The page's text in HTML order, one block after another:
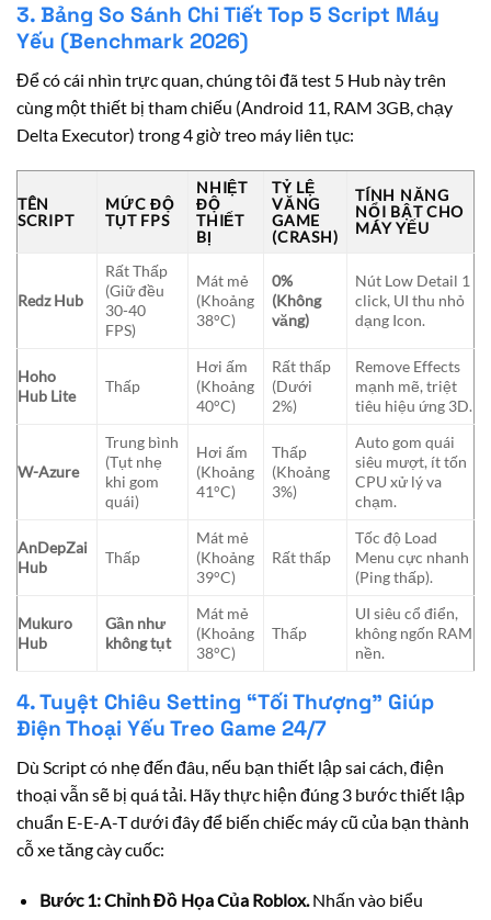
3. Bảng So Sánh Chi Tiết Top 5 Script Máy
Yếu (Benchmark 2026)
Để có cái nhìn trực quan, chúng tôi đã test 5 Hub này trên
cùng một thiết bị tham chiếu (Android 11, RAM 3GB, chạy
Delta Executor) trong 4 giờ treo máy liên tục:
TÊN
SCRIPT
MỨC ĐỘ
TỤT FPS
NHIỆT
ĐỘ
THIẾT
BỊ
TỶ LỆ
VĂNG
GAME
(CRASH)
TÍNH NĂNG
NỔI BẬT CHO
MÁY YẾU
Redz Hub
Rất Thấp
(Giữ đều
30-40
FPS)
Mát mẻ
(Khoảng
38°C)
0%
(Không
văng)
Nút Low Detail 1
click, UI thu nhỏ
dạng Icon.
Hoho
Hub Lite
Thấp
Hơi ấm
(Khoảng
40°C)
Rất thấp
(Dưới
2%)
Remove Effects
mạnh mẽ, triệt
tiêu hiệu ứng 3D.
W-Azure
Trung bình
(Tụt nhẹ
khi gom
quái)
Hơi ấm
(Khoảng
41°C)
Thấp
(Khoảng
3%)
Auto gom quái
siêu mượt, ít tốn
CPU xử lý va
chạm.
AnDepZai
Hub
Thấp
Mát mẻ
(Khoảng
39°C)
Rất thấp
Tốc độ Load
Menu cực nhanh
(Ping thấp).
Mukuro
Hub
Gần như
không tụt
Mát mẻ
(Khoảng
38°C)
Thấp
UI siêu cổ điển,
không ngốn RAM
nền.
4. Tuyệt Chiêu Setting “Tối Thượng” Giúp
Điện Thoại Yếu Treo Game 24/7
Dù Script có nhẹ đến đâu, nếu bạn thiết lập sai cách, điện
thoại vẫn sẽ bị quá tải. Hãy thực hiện đúng 3 bước thiết lập
chuẩn E-E-A-T dưới đây để biến chiếc máy cũ của bạn thành
cỗ xe tăng cày cuốc:
Bước 1: Chỉnh Đồ Họa Của Roblox.Nhấn vào biểu